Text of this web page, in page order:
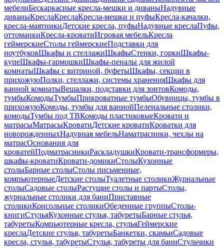
мебелиБескаркасные кресла-мешки и диваныНадувные
диваныКреслаКреслаКресла-мешки и пуфыКресла-качалки,
кресла-маятникиДетские кресла, пуфыНадувные креслаПуфы,
оттоманкиКресла-кроватиИгровая мебельКресла
геймерскиеСтолы геймерскиеПодставки для
ноутбуковШкафы и стеллажиШкафыСтенки, горкиШкафы-
купеШкафы-гармошкиШкафы-пеналы для жилой
комнатыШкафы с витриной, буфетыШкафы, секции в
прихожуюПолки, стеллажи, системы храненияШкафы для
ванной комнатыВешалки, подставки для зонтовКомоды,
тумбыКомодыТумбыПрикроватные тумбыОбувницы, тумбы в
прихожуюКомоды, тумбы для ваннойПеленальные столики,
комодыТумбы под ТВКомоды пластиковыеКровати и
матрасыМатрасыКроватиДетские кроватиКроватки для
новорожденныхНадувная мебельНаматрасники, чехлы на
матрасОснования для
кроватейПодматрасникиРаскладушкиКровати-трансформеры,
шкафы-кроватиКровати-домикиСтолыКухонные
столыБарные столыСтолы письменные,
компьютерныеДетские столыТуалетные столикиЖурнальные
столыСадовые столыРастущие столы и партыСтолы,
журнальные столики для баниПриставные
столикиКонсольные столикиОбеденные группыСтолы-
книгиСтульяКухонные стулья, табуретыБарные стулья,
табуретыКомпьютерные кресла, стульяГеймерские
креслаДетские стулья, табуретыБанкетки, скамьиСадовые
кресла, стулья, табуретыСтулья, табуреты для баниСтульчики